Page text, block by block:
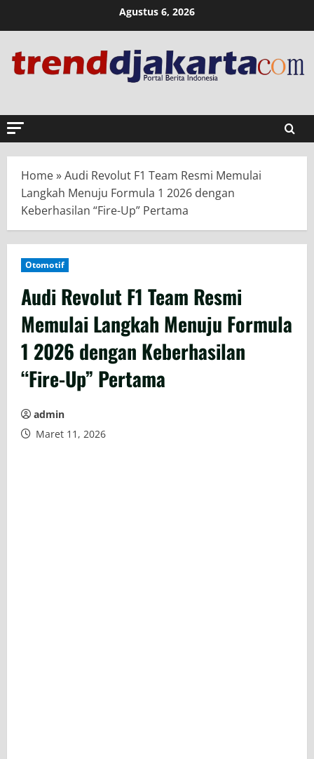
Agustus 6, 2026
Home»Audi Revolut F1 Team Resmi Memulai
Langkah Menuju Formula 1 2026 dengan
Keberhasilan “Fire-Up” Pertama
Otomotif
Audi Revolut F1 Team Resmi
Memulai Langkah Menuju Formula
1 2026 dengan Keberhasilan
“Fire-Up” Pertama
admin
Maret 11, 2026